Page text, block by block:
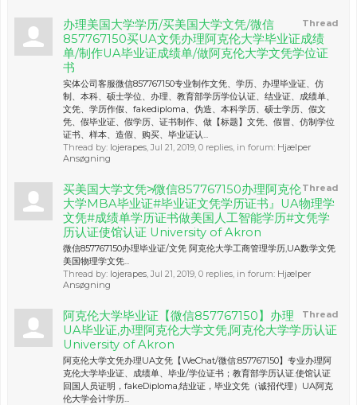
Thread
办理美国大学学历/买美国大学文凭/微信
857767150买UA文凭办理阿克伦大学毕业证成绩
单/制作UA毕业证成绩单/做阿克伦大学文凭学位证
书
实体公司客服微信857767150专业制作文凭、学历、办理毕业证、仿
制、本科、硕士学位、办理、教育部学历学位认证、结业证、成绩单、
文凭、学历作假、fakediploma、伪造、本科学历、硕士学历、假文
凭、假毕业证、假学历、证书制作、做【标题】文凭、假冒、仿制学位
证书、样本、造假、购买、毕业证认...
Thread by: lojerapes, Jul 21, 2019, 0 replies, in forum: Hjælper
Ansøgning
Thread
买美国大学文凭≯微信857767150办理阿克伦
大学MBA毕业证#毕业证文凭学历证书』UA物理学
文凭#成绩单学历证书做美国人工智能学历#文凭学
历认证使馆认证 University of Akron
微信857767150办理毕业证/文凭 阿克伦大学工商管理学历,UA数学文凭
美国物理学文凭...
Thread by: lojerapes, Jul 21, 2019, 0 replies, in forum: Hjælper
Ansøgning
Thread
阿克伦大学毕业证【微信857767150】办理
UA毕业证,办理阿克伦大学文凭,阿克伦大学学历认证
University of Akron
阿克伦大学文凭办理UA文凭【WeChat/微信:857767150】专业办理阿
克伦大学毕业证、成绩单、毕业/学位证书；教育部学历认证.使馆认证
回国人员证明，fakeDiploma,结业证，毕业文凭（诚招代理）UA阿克
伦大学会计学历...